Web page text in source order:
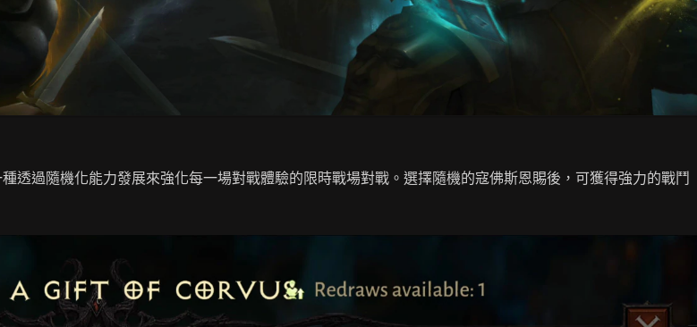
透過隨機化能力發展來強化每一場對戰體驗的限時戰場對戰。選擇隨機的寇佛斯恩賜後，可獲得強力的戰鬥